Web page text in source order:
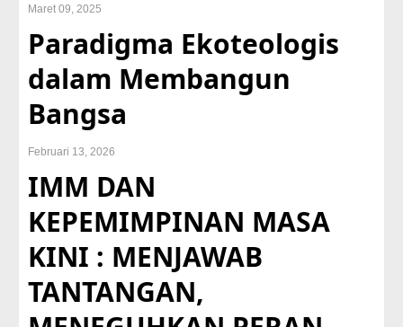
Maret 09, 2025
Paradigma Ekoteologis
dalam Membangun
Bangsa
Februari 13, 2026
IMM DAN
KEPEMIMPINAN MASA
KINI : MENJAWAB
TANTANGAN,